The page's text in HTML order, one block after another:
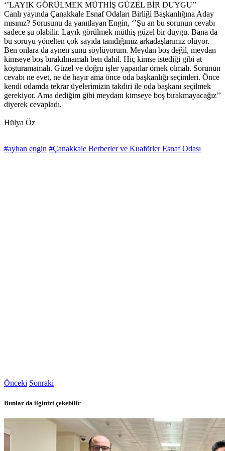
‘’LAYIK GÖRÜLMEK MÜTHİŞ GÜZEL BİR DUYGU’’
Canlı yayında Çanakkale Esnaf Odaları Birliği Başkanlığına Aday
mısınız? Sorusunu da yanıtlayan Engin, ‘’Şu an bu sorunun cevabı
sadece şu olabilir. Layık görülmek müthiş güzel bir duygu. Bana da
bu soruyu yönelten çok sayıda tanıdığımız arkadaşlarımız oluyor.
Ben onlara da aynen şunu söylüyorum. Meydan boş değil, meydan
kimseye boş bırakılmamalı ben dahil. Hiç kimse istediği gibi at
koşturamamalı. Güzel ve doğru işler yapanlar örnek olmalı. Sorunun
cevabı ne evet, ne de hayır ama önce oda başkanlığı seçimleri. Önce
kendi odamda tekrar üyelerimizin takdiri ile oda başkanı seçilmek
gerekiyor. Ama dediğim gibi meydanı kimseye boş bırakmayacağız’’
diyerek cevapladı.
Hülya Öz
#ayhan engin #Çanakkale Berberler ve Kuaförler Esnaf Odası
Önceki Sonraki
Bunlar da ilginizi çekebilir